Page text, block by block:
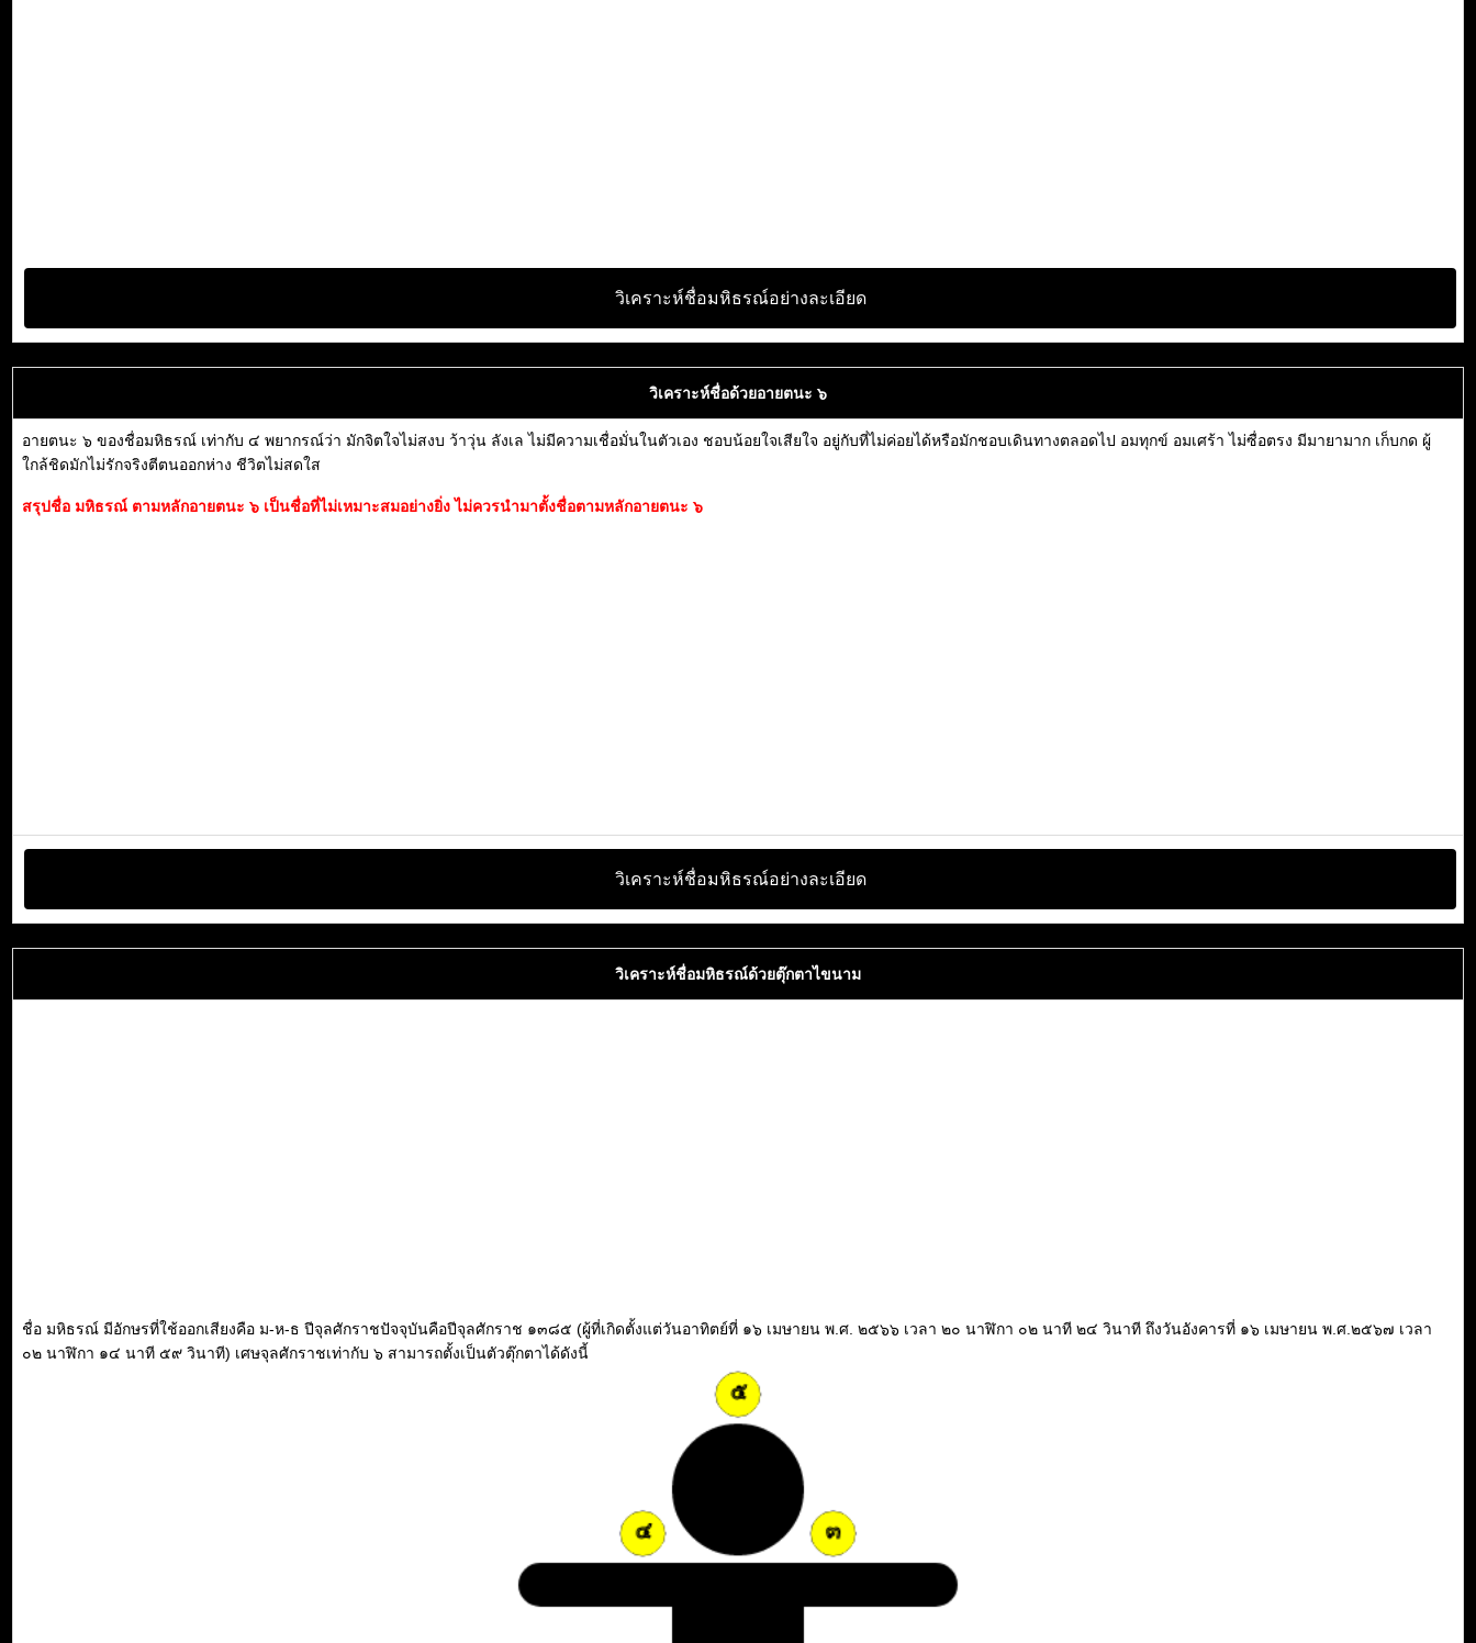
วิเคราะห์ชื่อมหิธรณ์อย่างละเอียด
วิเคราะห์ชื่อด้วยอายตนะ ๖
อายตนะ ๖ ของชื่อมหิธรณ์ เท่ากับ ๔ พยากรณ์ว่า มักจิตใจไม่สงบ ว้าวุ่น ลังเล ไม่มีความเชื่อมั่นในตัวเอง ชอบน้อยใจเสียใจ อยู่กับที่ไม่ค่อยได้หรือมักชอบเดินทางตลอดไป อมทุกข์ อมเศร้า ไม่ซื่อตรง มีมายามาก เก็บกด ผู้
ใกล้ชิดมักไม่รักจริงตีตนออกห่าง ชีวิตไม่สดใส
สรุปชื่อ มหิธรณ์ ตามหลักอายตนะ ๖ เป็นชื่อที่ไม่เหมาะสมอย่างยิ่ง ไม่ควรนำมาตั้งชื่อตามหลักอายตนะ ๖
วิเคราะห์ชื่อมหิธรณ์อย่างละเอียด
วิเคราะห์ชื่อมหิธรณ์ด้วยตุ๊กตาไขนาม
ชื่อ มหิธรณ์ มีอักษรที่ใช้ออกเสียงคือ ม-ห-ธ ปีจุลศักราชปัจจุบันคือปีจุลศักราช ๑๓๘๕ (ผู้ที่เกิดตั้งแต่วันอาทิตย์ที่ ๑๖ เมษายน พ.ศ. ๒๕๖๖ เวลา ๒๐ นาฬิกา ๐๒ นาที ๒๔ วินาที ถึงวันอังคารที่ ๑๖ เมษายน พ.ศ.๒๕๖๗ เวลา
๐๒ นาฬิกา ๑๔ นาที ๕๙ วินาที) เศษจุลศักราชเท่ากับ ๖ สามารถตั้งเป็นตัวตุ๊กตาได้ดังนี้